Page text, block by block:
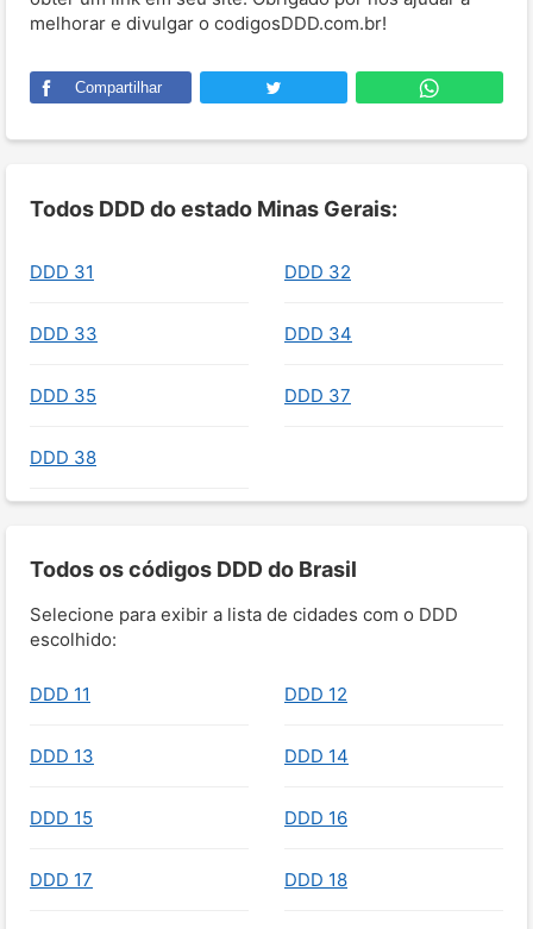
melhorar e divulgar o codigosDDD.com.br!
Compartilhar
Todos DDD do estado Minas Gerais:
DDD 31 DDD 32
DDD 33 DDD 34
DDD 35 DDD 37
DDD 38
Todos os códigos DDD do Brasil
Selecione para exibir a lista de cidades com o DDD
escolhido:
DDD 11 DDD 12
DDD 13 DDD 14
DDD 15 DDD 16
DDD 17 DDD 18